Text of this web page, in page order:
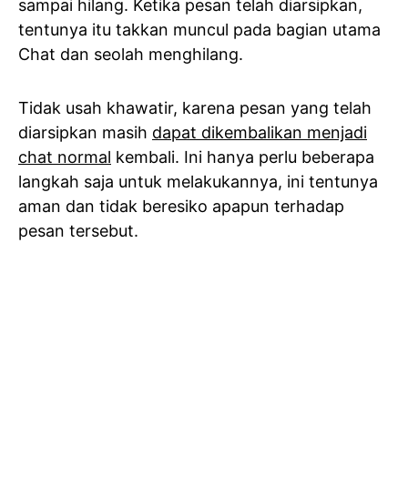
sampai hilang. Ketika pesan telah diarsipkan,
tentunya itu takkan muncul pada bagian utama
Chat dan seolah menghilang.
Tidak usah khawatir, karena pesan yang telah
diarsipkan masih dapat dikembalikan menjadi
chat normal kembali. Ini hanya perlu beberapa
langkah saja untuk melakukannya, ini tentunya
aman dan tidak beresiko apapun terhadap
pesan tersebut.